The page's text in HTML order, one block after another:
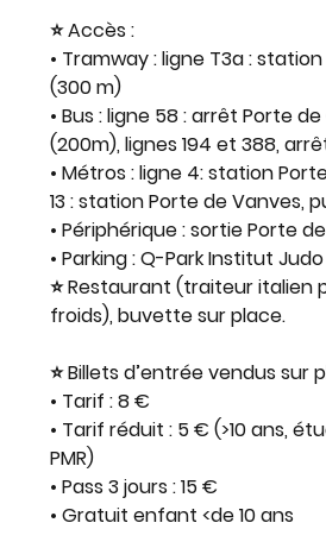
⭐ Accès :
• Tramway : ligne T3a :
(300 m)
• Bus : ligne 58 : arrêt Porte
(200m), lignes 194 et 388,
• Métros : ligne 4: station
13 : station Porte de Vanves,
• Périphérique : sortie Porte
• Parking : Q-Park Institut
⭐ Restaurant (traiteur italien
froids), buvette sur place.
⭐ Billets d’entrée vendus sur
• Tarif : 8 €
• Tarif réduit : 5 € (>10 ans,
PMR)
• Pass 3 jours : 15 €
• Gratuit enfant <de 10 ans